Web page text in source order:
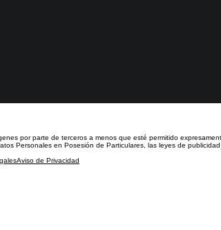
por parte de terceros a menos que esté permitido
Personales en Posesión de Particulares, las leyes de
Aviso de Privacidad